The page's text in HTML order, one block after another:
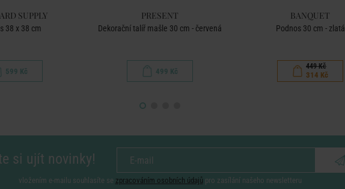
SUPPLY
38 x 38 cm
599 Kč
PRESENT
Dekorační talíř mašle 30 cm - červená
499 Kč
BANQUET
Podnos 30 cm - zlatá
449 Kč
314 Kč
si ujít novinky!
vložením e-mailu souhlasíte se zpracováním osobních údajů pro zasílání našeho newsletteru